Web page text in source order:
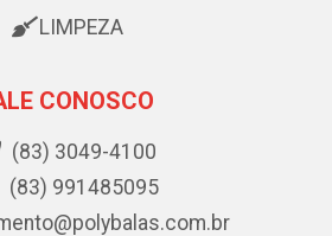
LIMPEZA
CONOSCO
(83) 3049-4100
(83) 991485095